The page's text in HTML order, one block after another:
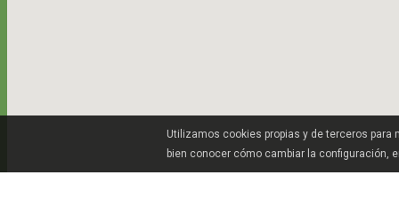
Utilizamos cookies propias y de terceros
bien conocer cómo cambiar la configuración,